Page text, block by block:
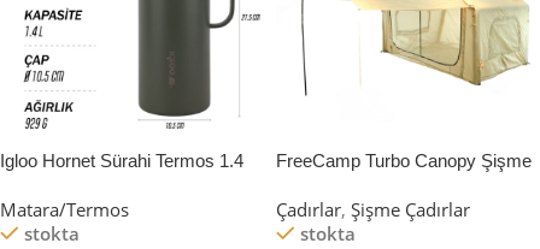
Igloo Hornet Sürahi Termos 1.4
Matara/Termos
stokta
FreeCamp Turbo Canopy Şişme
Çadırlar, Şişme Çadırlar
stokta